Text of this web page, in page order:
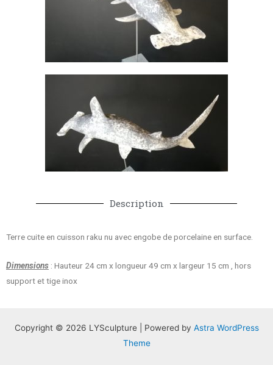
Description
Terre cuite en cuisson raku nu avec engobe de porcelaine en surface.
Dimensions : Hauteur 24 cm x longueur 49 cm x largeur 15 cm , hors
support et tige inox
Copyright © 2026 LYSculpture | Powered by Astra WordPress
Theme